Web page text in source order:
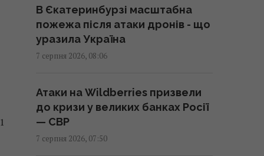
зізналася, чи залишиться у
Києві після народження малюка
09:24 п'ятниця, 07 серпня 2026
Wildberries в Єкатеринбурзі за
2000 км від кордону (відео)
09:11 п'ятниця, 07 серпня 2026
В Єкатеринбурзі масштабна
пожежа після атаки дронів - що
уразила Україна
7 серпня 2026, 08:06
Атаки на Wildberries призвели
до кризи у великих банках Росії
— СВР
7 серпня 2026, 07:50